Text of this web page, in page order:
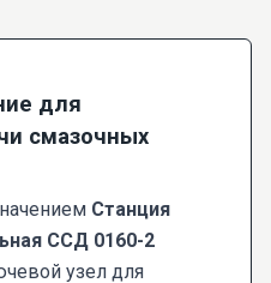
для
смазочных
Станция
ССД 0160-2
узел для